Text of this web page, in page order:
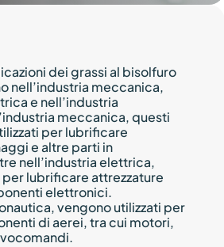
dei grassi al bisolfuro
nell’industria meccanica,
e nell’industria
meccanica, questi
per lubrificare
e altre parti in
nell’industria elettrica,
lubrificare attrezzature
elettronici.
vengono utilizzati per
di aerei, tra cui motori,